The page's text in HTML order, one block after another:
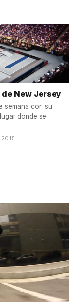
de New Jersey
semana con su
donde se
2015